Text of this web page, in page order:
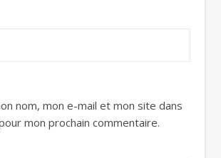
nom, mon e-mail et mon site dans
mon prochain commentaire.